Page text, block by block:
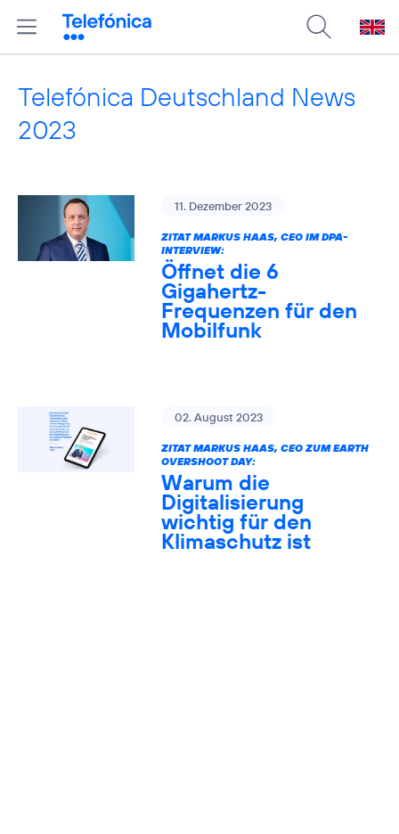
Telefónica Deutschland News
2023
11. Dezember 2023
ZITAT MARKUS HAAS, CEO IM DPA-
INTERVIEW:
Öffnet die 6
Gigahertz-
Frequenzen für den
Mobilfunk
02. August 2023
ZITAT MARKUS HAAS, CEO ZUM EARTH
OVERSHOOT DAY:
Warum die
Digitalisierung
wichtig für den
Klimaschutz ist